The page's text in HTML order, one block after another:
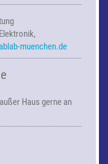
muenchen.de
Haus gerne an